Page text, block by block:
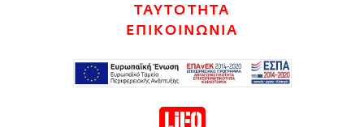
ΤΑΥΤΟΤΗΤΑ
ΕΠΙΚΟΙΝΩΝΙΑ